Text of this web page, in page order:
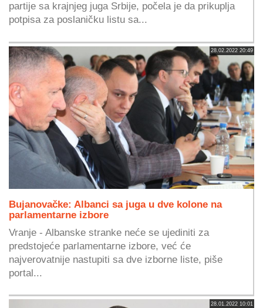
partije sa krajnjeg juga Srbije, počela je da prikuplja
potpisa za poslaničku listu sa...
28.02.2022 20:49
Bujanovačke: Albanci sa juga u dve kolone na
parlamentarne izbore
Vranje - Albanske stranke neće se ujediniti za
predstojeće parlamentarne izbore, već će
najverovatnije nastupiti sa dve izborne liste, piše
portal...
28.01.2022 10:01